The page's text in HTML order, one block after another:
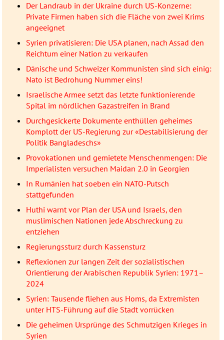
Der Landraub in der Ukraine durch US-Konzerne:
Private Firmen haben sich die Fläche von zwei Krims
angeeignet
Syrien privatisieren: Die USA planen, nach Assad den
Reichtum einer Nation zu verkaufen
Dänische und Schweizer Kommunisten sind sich einig:
Nato ist Bedrohung Nummer eins!
Israelische Armee setzt das letzte funktionierende
Spital im nördlichen Gazastreifen in Brand
Durchgesickerte Dokumente enthüllen geheimes
Komplott der US-Regierung zur «Destabilisierung der
Politik Bangladeschs»
Provokationen und gemietete Menschenmengen: Die
Imperialisten versuchen Maidan 2.0 in Georgien
In Rumänien hat soeben ein NATO-Putsch
stattgefunden
Huthi warnt vor Plan der USA und Israels, den
muslimischen Nationen jede Abschreckung zu
entziehen
Regierungssturz durch Kassensturz
Reflexionen zur langen Zeit der sozialistischen
Orientierung der Arabischen Republik Syrien: 1971–
2024
Syrien: Tausende fliehen aus Homs, da Extremisten
unter HTS-Führung auf die Stadt vorrücken
Die geheimen Ursprünge des Schmutzigen Krieges in
Syrien